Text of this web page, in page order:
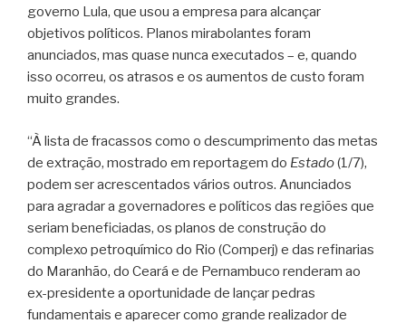
governo Lula, que usou a empresa para alcançar
objetivos políticos. Planos mirabolantes foram
anunciados, mas quase nunca executados – e, quando
isso ocorreu, os atrasos e os aumentos de custo foram
muito grandes.
“À lista de fracassos como o descumprimento das metas
de extração, mostrado em reportagem do Estado(1/7),
podem ser acrescentados vários outros. Anunciados
para agradar a governadores e políticos das regiões que
seriam beneficiadas, os planos de construção do
complexo petroquímico do Rio (Comperj) e das refinarias
do Maranhão, do Ceará e de Pernambuco renderam ao
ex-presidente a oportunidade de lançar pedras
fundamentais e aparecer como grande realizador de